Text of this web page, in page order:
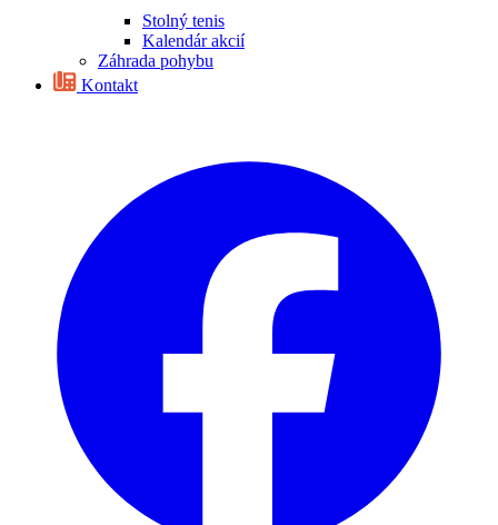
Stolný tenis
Kalendár akcií
Záhrada pohybu
Kontakt